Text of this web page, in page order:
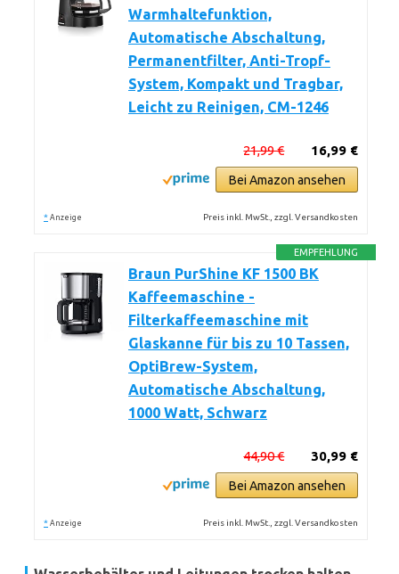
Warmhaltefunktion,
Automatische Abschaltung,
Permanentfilter, Anti-Tropf-
System, Kompakt und Tragbar,
Leicht zu Reinigen, CM-1246
16,99 €
21,99 €
Bei Amazon ansehen
* Anzeige Preis inkl. MwSt., zzgl. Versandkosten
EMPFEHLUNG
Braun PurShine KF 1500 BK
Kaffeemaschine -
Filterkaffeemaschine mit
Glaskanne für bis zu 10 Tassen,
OptiBrew-System,
Automatische Abschaltung,
1000 Watt, Schwarz
30,99 €
44,90 €
Bei Amazon ansehen
* Anzeige Preis inkl. MwSt., zzgl. Versandkosten